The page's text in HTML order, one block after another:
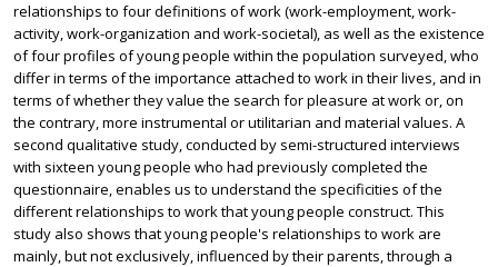
relationships to four definitions of work (work-employment, work-
activity, work-organization and work-societal), as well as the existence
of four profiles of young people within the population surveyed, who
differ in terms of the importance attached to work in their lives, and in
terms of whether they value the search for pleasure at work or, on
the contrary, more instrumental or utilitarian and material values. A
second qualitative study, conducted by semi-structured interviews
with sixteen young people who had previously completed the
questionnaire, enables us to understand the specificities of the
different relationships to work that young people construct. This
study also shows that young people's relationships to work are
mainly, but not exclusively, influenced by their parents, through a